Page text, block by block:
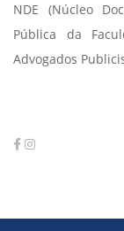
NDE (Núcleo
Pública da
Advogados